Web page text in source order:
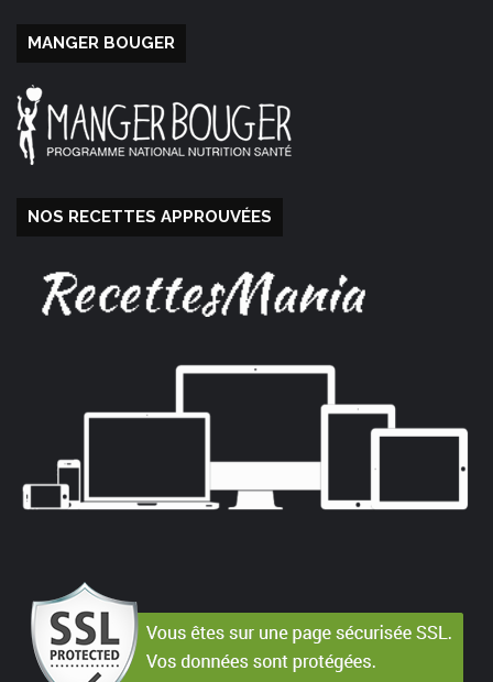
MANGER BOUGER
NOS RECETTES APPROUVÉES